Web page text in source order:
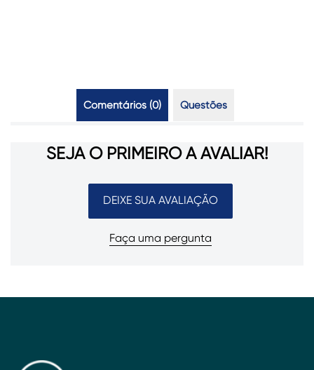
Comentários (0) Questões
SEJA O PRIMEIRO A AVALIAR!
DEIXE SUA AVALIAÇÃO
Faça uma pergunta